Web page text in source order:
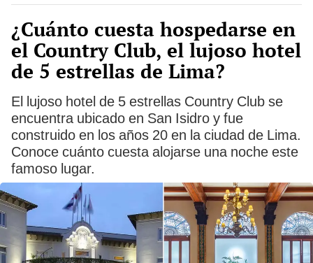
¿Cuánto cuesta hospedarse en
el Country Club, el lujoso hotel
de 5 estrellas de Lima?
El lujoso hotel de 5 estrellas Country Club se
encuentra ubicado en San Isidro y fue
construido en los años 20 en la ciudad de Lima.
Conoce cuánto cuesta alojarse una noche este
famoso lugar.